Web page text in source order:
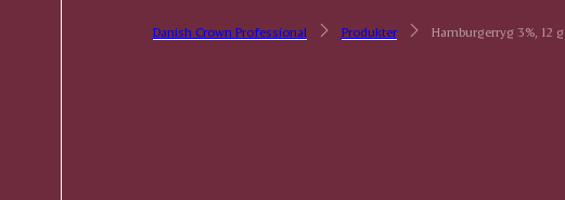
Danish Crown Professional Produkter Hamburgerryg 3%, 12 g